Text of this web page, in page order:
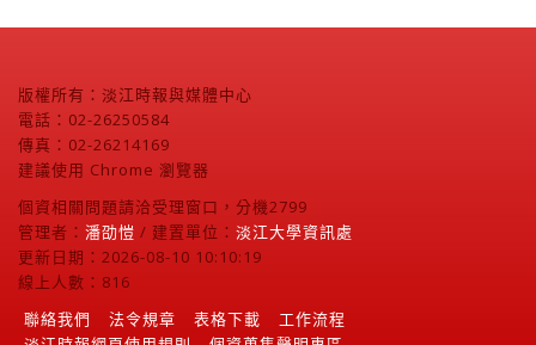
版權所有：淡江時報與媒體中心
電話：02-26250584
傳真：02-26214169
建議使用 Chrome 瀏覽器
個資相關問題請洽受理窗口，分機2799
管理者： 潘劭愷 / 建置單位： 淡江大學資訊處
更新日期：2026-08-10 10:10:19
線上人數：816
聯絡我們
法令規章 表格下載
工作流程